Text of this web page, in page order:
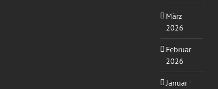
März
2026
Februar
2026
Januar